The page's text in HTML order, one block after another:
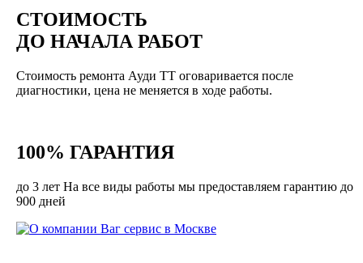
СТОИМОСТЬ
ДО НАЧАЛА РАБОТ
Стоимость ремонта Ауди ТТ оговаривается после
диагностики, цена не меняется в ходе работы.
100% ГАРАНТИЯ
до 3 лет На все виды работы мы предоставляем гарантию до
900 дней